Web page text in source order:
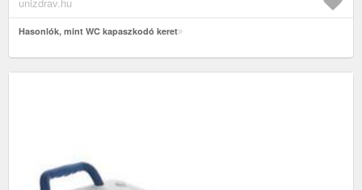
unizdrav.hu
Hasonlók, mint WC kapaszkodó keret